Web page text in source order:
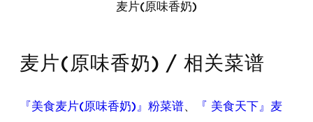
麦片(原味香奶)
麦片(原味香奶) / 相关菜谱
『美食麦片(原味香奶)』粉菜谱、
『 美食天下』麦